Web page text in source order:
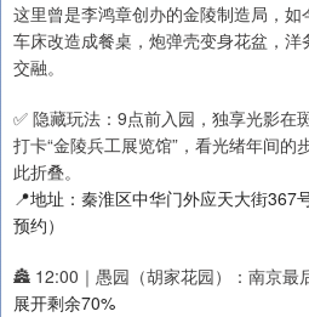
这里曾是李鸿章创办的金陵制造局，
车床改造成餐桌，炮弹壳变身花盆，
交融。
✅ 隐藏玩法：9点前入园，独享光影在
打卡“金陵兵工展览馆”，看光绪年间的
此折叠。
📍地址：秦淮区中华门外应天大街367
预约）
🏯 12:00｜愚园（胡家花园）：南京最
展开剩余70%